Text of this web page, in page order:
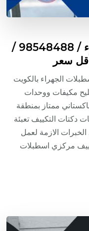
شركة تكييف اسطبلات الجهراء / 98548488 /
سعر
الجهراء بالكويت
مكيفات ووحدات
ممتاز بمنطقة
دكتات التكييف تعبئة
الازمة لعمل
مركزي اسطبلات